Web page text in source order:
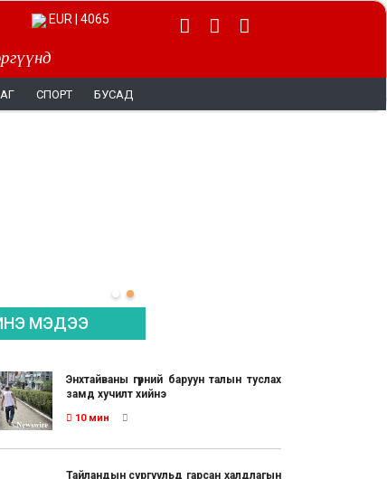
EUR | 4065
СПОРТ БУСАД
МЭДЭЭ
Энхтайваны гүүрний баруун талын туслах
замд хучилт хийнэ
10 мин
Тайландын сургуульд гарсан халдлагын